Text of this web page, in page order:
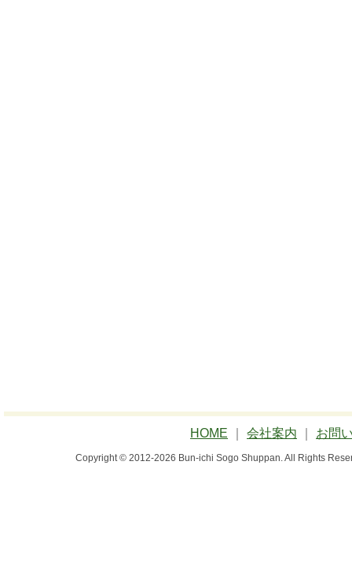
HOME 会社案内 お問
Copyright © 2012-2026 Bun-ichi Sogo Shuppan. All Rights